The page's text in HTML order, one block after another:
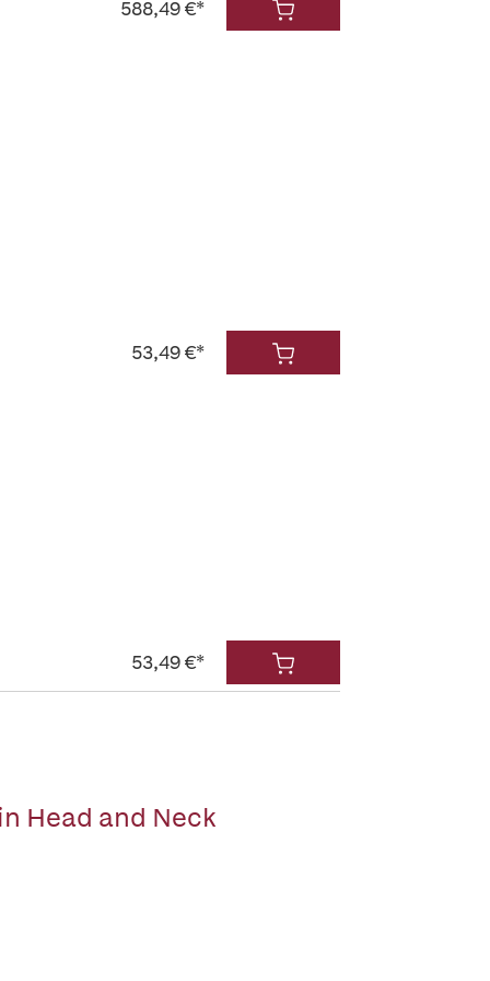
588,49 €*
53,49 €*
53,49 €*
Head and Neck